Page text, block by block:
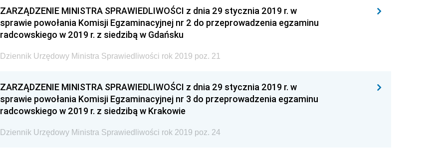
ZARZĄDZENIE MINISTRA SPRAWIEDLIWOŚCI z dnia 29 stycznia 2019 r. w
sprawie powołania Komisji Egzaminacyjnej nr 2 do przeprowadzenia egzaminu
radcowskiego w 2019 r. z siedzibą w Gdańsku
Dziennik Urzędowy Ministra Sprawiedliwości rok 2019 poz. 21
ZARZĄDZENIE MINISTRA SPRAWIEDLIWOŚCI z dnia 29 stycznia 2019 r. w
sprawie powołania Komisji Egzaminacyjnej nr 3 do przeprowadzenia egzaminu
radcowskiego w 2019 r. z siedzibą w Krakowie
Dziennik Urzędowy Ministra Sprawiedliwości rok 2019 poz. 24